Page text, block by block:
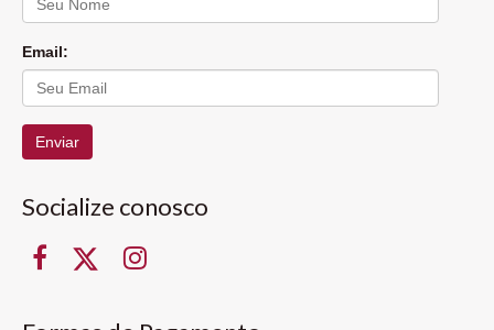
Email:
Enviar
Socialize conosco